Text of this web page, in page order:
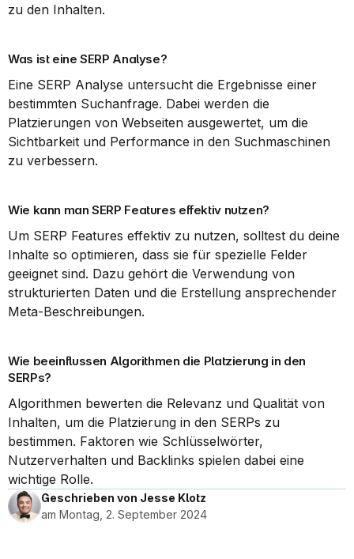
zu den Inhalten.
Was ist eine SERP Analyse?
Eine SERP Analyse untersucht die Ergebnisse einer
bestimmten Suchanfrage. Dabei werden die
Platzierungen von Webseiten ausgewertet, um die
Sichtbarkeit und Performance in den Suchmaschinen
zu verbessern.
Wie kann man SERP Features effektiv nutzen?
Um SERP Features effektiv zu nutzen, solltest du deine
Inhalte so optimieren, dass sie für spezielle Felder
geeignet sind. Dazu gehört die Verwendung von
strukturierten Daten und die Erstellung ansprechender
Meta-Beschreibungen.
Wie beeinflussen Algorithmen die Platzierung in den
SERPs?
Algorithmen bewerten die Relevanz und Qualität von
Inhalten, um die Platzierung in den SERPs zu
bestimmen. Faktoren wie Schlüsselwörter,
Nutzerverhalten und Backlinks spielen dabei eine
wichtige Rolle.
Geschrieben von Jesse Klotz
am Montag, 2. September 2024